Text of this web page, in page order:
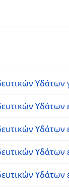
Υδάτων
Υδάτων
Υδάτων
Υδάτων
Υδάτων